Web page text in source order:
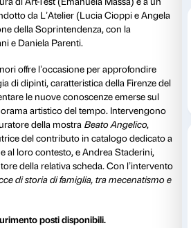
mostraBeato Angelico,
di San Marco, è stato eseguito –
di Marchesi Antinori – il restauro
con i santi Girolamo, Maria
di Pesellino (Francesco di
dall’Ottocento nella
dei Santi Michele e Gaetano, è